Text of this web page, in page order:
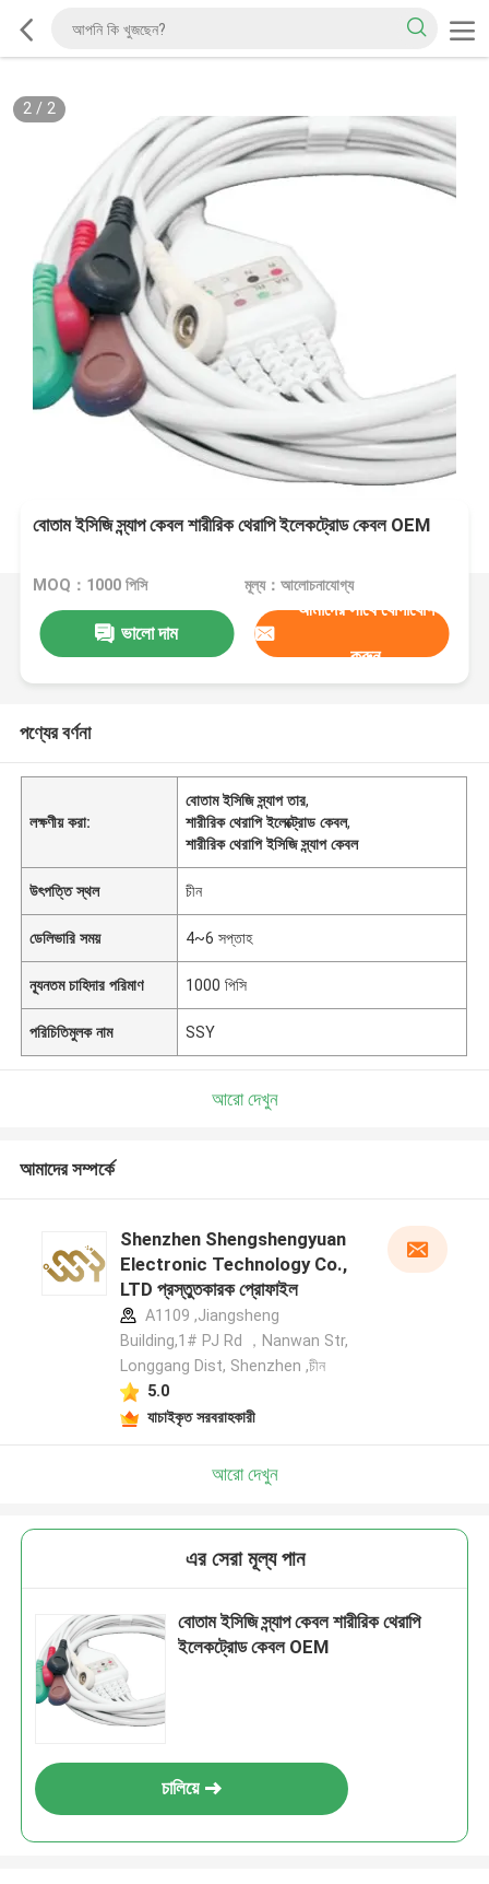
2/ 2
বোতাম ইসিজি স্ন্যাপ কেবল শারীরিক থেরাপি ইলেকট্রোড কেবল OEM
MOQ：1000 পিসি মূল্য：আলোচনাযোগ্য
ভালো দাম
আমাদের সাথে যোগাযোগ
করুন
পণ্যের বর্ণনা
লক্ষণীয় করা:
বোতাম ইসিজি স্ন্যাপ তার,
শারীরিক থেরাপি ইলেক্ট্রোড কেবল,
শারীরিক থেরাপি ইসিজি স্ন্যাপ কেবল
উৎপত্তি স্থল চীন
ডেলিভারি সময় 4~6 সপ্তাহ
ন্যূনতম চাহিদার পরিমাণ 1000 পিসি
পরিচিতিমুলক নাম SSY
আরো দেখুন
আমাদের সম্পর্কে
Shenzhen Shengshengyuan
Electronic Technology Co.,
LTD প্রস্তুতকারক প্রোফাইল
A1109 ,Jiangsheng
Building,1# PJ Rd ，Nanwan Str,
Longgang Dist, Shenzhen ,চীন
5.0
যাচাইকৃত সরবরাহকারী
আরো দেখুন
এর সেরা মূল্য পান
বোতাম ইসিজি স্ন্যাপ কেবল শারীরিক থেরাপি
ইলেকট্রোড কেবল OEM
চালিয়ে